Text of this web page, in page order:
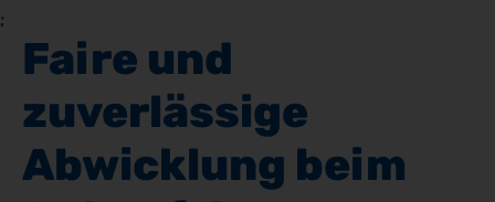
;
Faire und
zuverlässige
Abwicklung beim